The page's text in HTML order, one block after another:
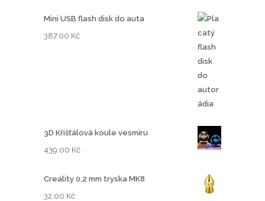
Mini USB flash disk do auta
387.00 Kč
3D Křišťálová koule vesmíru
439.00 Kč
Creality 0,2 mm tryska MK8
32.00 Kč